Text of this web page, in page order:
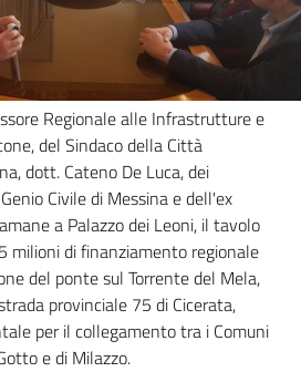
Regionale alle Infrastrutture e
del Sindaco della Città
dott. Cateno De Luca, dei
Civile di Messina e dell'ex
a Palazzo dei Leoni, il tavolo
milioni di finanziamento regionale
del ponte sul Torrente del Mela,
provinciale 75 di Cicerata,
per il collegamento tra i Comuni
e di Milazzo.